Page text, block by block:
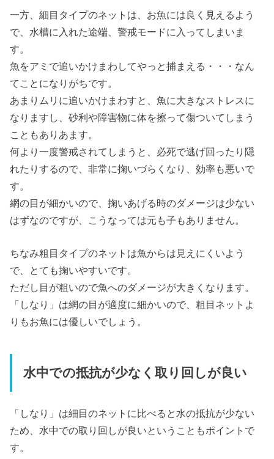
一方、細目タイプのネットは、お魚には良く見えるよう
で、水槽に入れた途端、警戒モードに入ってしまいま
す。
魚をアミで追いかけまわしてやっと捕まえる・・・なん
てことになりがちです。
あまりムリに追いかけまわすと、魚に大きなストレスに
なりますし、砂利や障害物に体を擦って傷ついてしまう
こともありあます。
何より一度警戒されてしまうと、必死で逃げ回ったり隠
れたりするので、非常に掬いづらくなり、効率も悪いで
す。
網の目が細かいので、掬いあげる時のダメージは少ない
はずなのですが、こうなっては元も子もありません。
ちなみ粗目タイプのネットは魚からは見えにくいよう
で、とても掬いやすいです。
ただし目が粗いので魚へのダメージが大きくなります。
「しなり」は網の目が適度に細かいので、粗目ネットよ
りもお魚には優しいでしょう。
水中での抵抗が少なく取り回しが良い
「しなり」は細目のネットに比べると水の抵抗が少ない
ため、水中での取り回しが良いということもポイントで
す。